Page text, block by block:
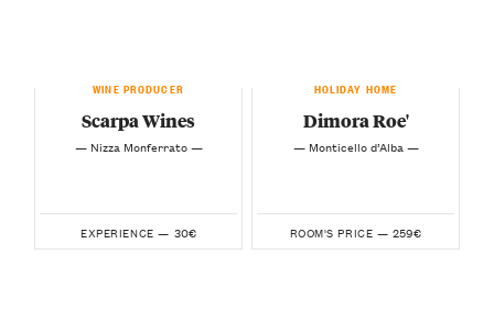
WINE PRODUCER
Scarpa Wines
— Nizza Monferrato —
EXPERIENCE — 30€
HOLIDAY HOME
Dimora Roe'
— Monticello d’Alba —
ROOM'S PRICE — 259€